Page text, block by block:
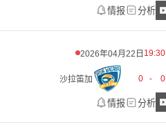
情报 分析
2026年04月22日 19:30
沙拉笛加 0 - 0
情报 分析